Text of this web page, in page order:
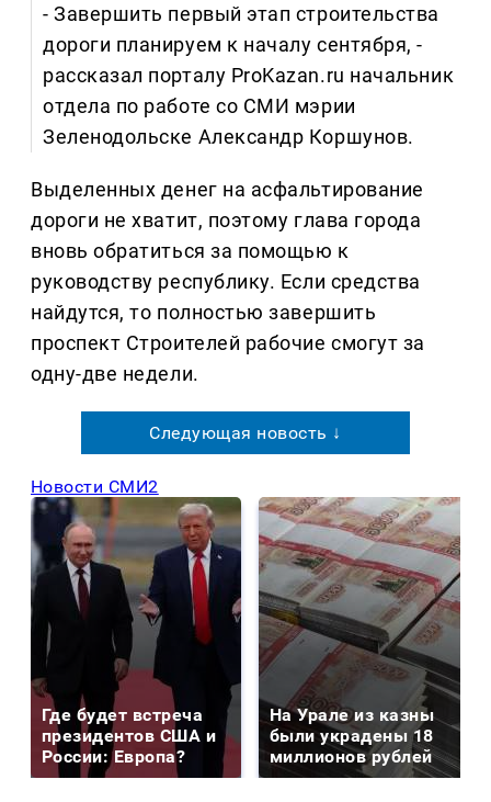
- Завершить первый этап строительства
дороги планируем к началу сентября, -
рассказал порталу ProKazan.ru начальник
отдела по работе со СМИ мэрии
Зеленодольске Александр Коршунов.
Выделенных денег на асфальтирование
дороги не хватит, поэтому глава города
вновь обратиться за помощью к
руководству республику. Если средства
найдутся, то полностью завершить
проспект Строителей рабочие смогут за
одну-две недели.
Следующая новость ↓
Новости СМИ2
Где будет встреча
президентов США и
России: Европа?
На Урале из казны
были украдены 18
миллионов рублей